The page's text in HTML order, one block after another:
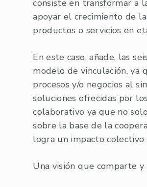
consiste en transformar a
apoyar el crecimiento de
productos o servicios en
En este caso, añade, las
modelo de vinculación, ya
procesos y/o negocios al
soluciones ofrecidas por
colaborativo ya que no
sobre la base de la
logra un impacto
Una visión que comparte